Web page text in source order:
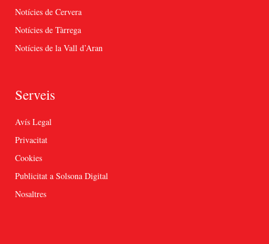
Notícies de Cervera
Notícies de Tàrrega
Notícies de la Vall d’Aran
Serveis
Avís Legal
Privacitat
Cookies
Publicitat a Solsona Digital
Nosaltres